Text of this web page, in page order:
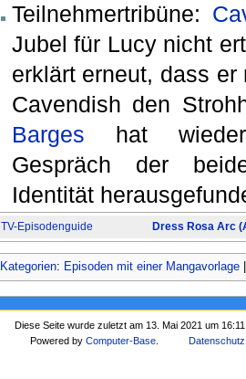
Teilnehmertribüne:
Jubel für Lucy nicht
erklärt erneut, dass
Cavendish den
Barges hat
Gespräch der
Identität
TV-Episodenguide Dress Rosa Arc
Kategorien: Episoden mit einer Mangavorlage
Diese Seite wurde zuletzt am 13. Mai 2021 um
Powered byComputer-Base Datenschutz